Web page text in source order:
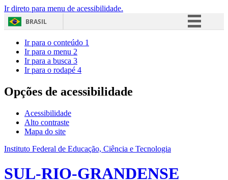
Ir direto para menu de acessibilidade.
BRASIL
Acesso à informação
Ir para o conteúdo 1
Ir para o menu 2
Ir para a busca 3
Ir para o rodapé 4
Opções de acessibilidade
Acessibilidade
Alto contraste
Mapa do site
Instituto Federal de Educação, Ciência e Tecnologia
SUL-RIO-GRANDENSE